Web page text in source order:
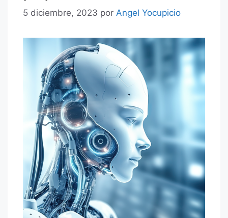
5 diciembre, 2023 por Angel Yocupicio